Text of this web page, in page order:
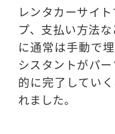
レンタカーサイ
プ、支払い方法
に通常は手動で
シスタントがパ
的に完了してい
れました。